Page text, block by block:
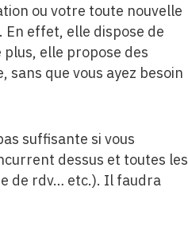
ou votre toute nouvelle
effet, elle dispose de
elle propose des
que vous ayez besoin
suffisante si vous
dessus et toutes les
de rdv… etc.). Il faudra